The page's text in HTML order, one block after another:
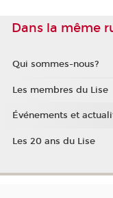
Dans la même
Qui sommes-nous?
Les membres du Lise
Événements et
Les 20 ans du Lise